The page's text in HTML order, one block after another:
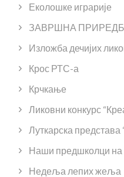
Еколошке играрије
ЗАВРШНА
Изложба дечијих
Крос РТС-а
Крчкање
Ликовни конкурс
Луткарска
Наши предшколци
Недеља лепих жеља